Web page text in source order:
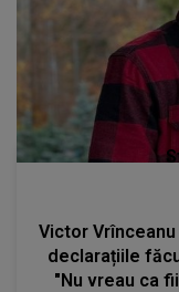
Victor
declarațiile
"Nu vreau ca